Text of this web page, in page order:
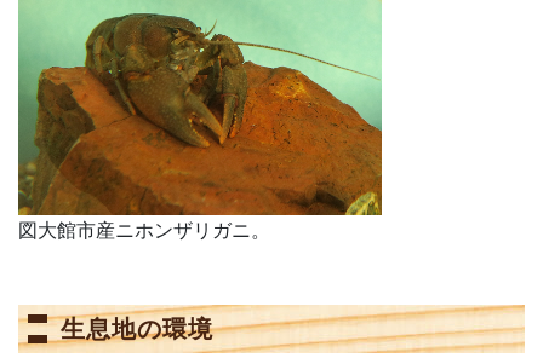
図大館市産ニホンザリガニ。
生息地の環境